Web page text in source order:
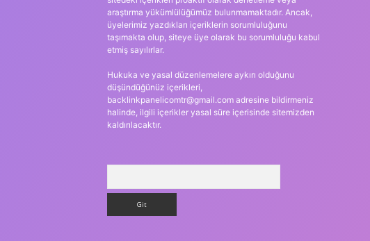
araştırma yükümlülüğümüz bulunmamaktadır. Ancak,
üyelerimiz yazdıkları içeriklerin sorumluluğunu
taşımakta olup, siteye üye olarak bu sorumluluğu kabul
etmiş sayılırlar.
Hukuka ve yasal düzenlemelere aykırı olduğunu
düşündüğünüz içerikleri,
backlinkpanelicomtr@gmail.comadresine bildirmeniz
halinde, ilgili içerikler yasal süre içerisinde sitemizden
kaldırılacaktır.